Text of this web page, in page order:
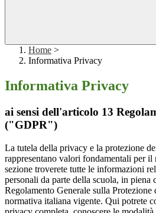
Home >
Informativa Privacy
Informativa Privacy
ai sensi dell'articolo 13
("GDPR")
La tutela della privacy e la protezione
rappresentano valori fondamentali per il
sezione troverete tutte le informazioni
personali da parte della scuola, in piena
Regolamento Generale sulla
normativa italiana vigente. Qui potrete